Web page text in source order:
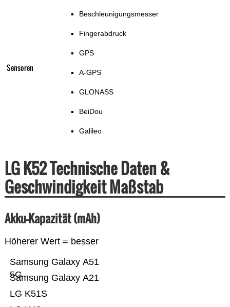
Sensoren
Beschleunigungsmesser
Fingerabdruck
GPS
A-GPS
GLONASS
BeiDou
Galileo
LG K52 Technische Daten &
Geschwindigkeit Maßstab
Akku-Kapazität (mAh)
Höherer Wert = besser
LG K51S
Samsung Galaxy A21
Samsung Galaxy A51
5G